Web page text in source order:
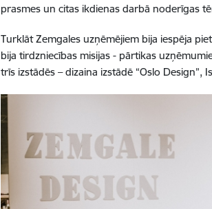
prasmes un citas ikdienas darbā noderīgas
Turklāt Zemgales uzņēmējiem bija iespēja
bija tirdzniecības misijas - pārtikas
trīs izstādēs – dizaina izstādē “Oslo Design”,